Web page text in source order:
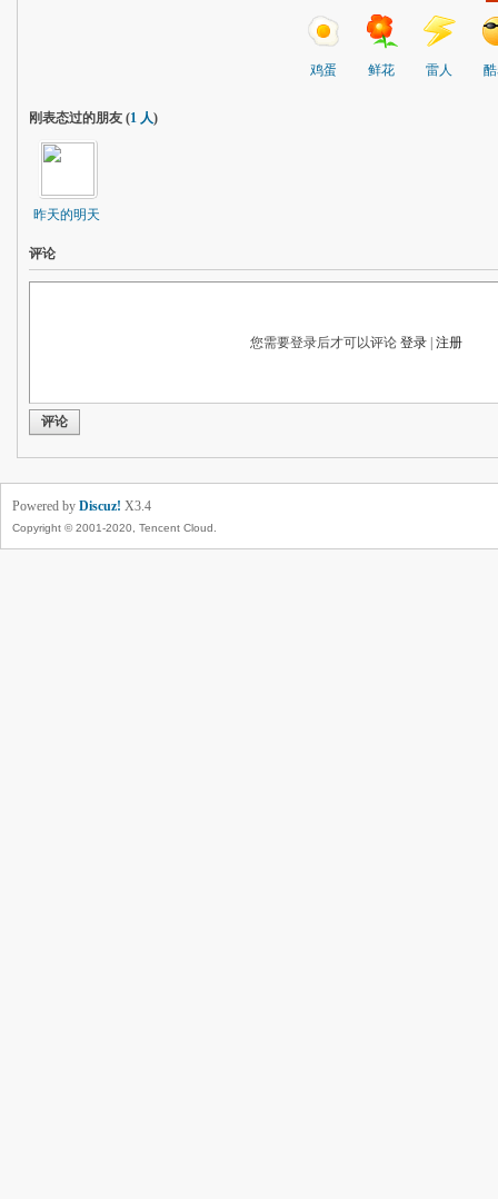
鸡蛋 鲜花 雷人
刚表态过的朋友 (1 人)
昨天的明天
评论
您需要登录后才可以评论登录 |注册
评论
Powered by Discuz! X3.4
Copyright © 2001-2020, Tencent Cloud.